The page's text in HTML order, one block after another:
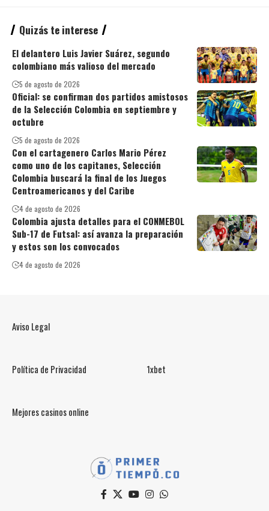
Quizás te interese
El delantero Luis Javier Suárez, segundo
colombiano más valioso del mercado
5 de agosto de 2026
Oficial: se confirman dos partidos amistosos
de la Selección Colombia en septiembre y
octubre
5 de agosto de 2026
Con el cartagenero Carlos Mario Pérez
como uno de los capitanes, Selección
Colombia buscará la final de los Juegos
Centroamericanos y del Caribe
4 de agosto de 2026
Colombia ajusta detalles para el CONMEBOL
Sub-17 de Futsal: así avanza la preparación
y estos son los convocados
4 de agosto de 2026
Aviso Legal
Política de Privacidad 1xbet
Mejores casinos online